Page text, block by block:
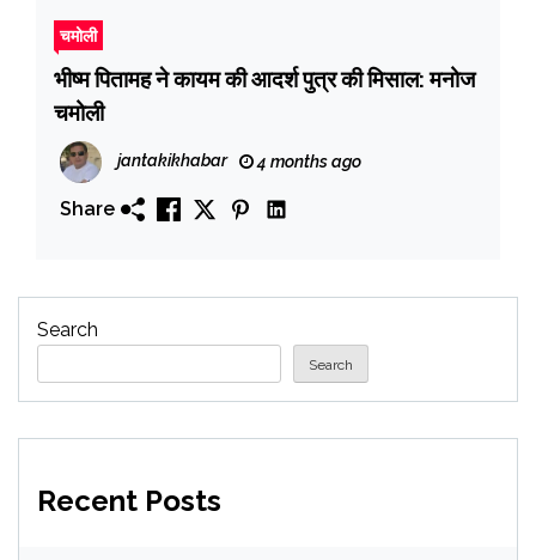
चमोली
भीष्म पितामह ने कायम की आदर्श पुत्र की मिसाल: मनोज
चमोली
jantakikhabar 4 months ago
Share
Search
Search
Recent Posts